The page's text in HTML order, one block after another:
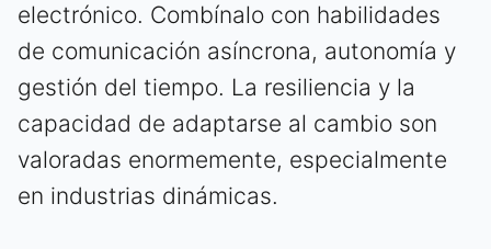
electrónico. Combínalo con habilidades
de comunicación asíncrona, autonomía y
gestión del tiempo. La resiliencia y la
capacidad de adaptarse al cambio son
valoradas enormemente, especialmente
en industrias dinámicas.